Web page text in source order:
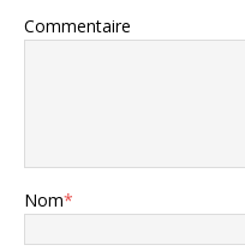
Commentaire
Nom*